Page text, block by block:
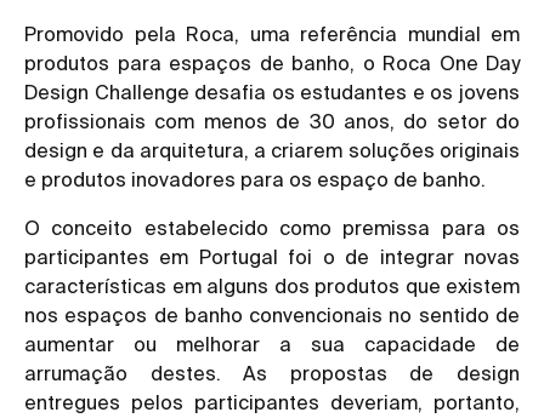
Promovido pela Roca, uma referência mundial em
produtos para espaços de banho, o Roca One Day
Design Challenge desafia os estudantes e os jovens
profissionais com menos de 30 anos, do setor do
design e da arquitetura, a criarem soluções originais
e produtos inovadores para os espaço de banho.
O conceito estabelecido como premissa para os
participantes em Portugal foi o de integrar novas
características em alguns dos produtos que existem
nos espaços de banho convencionais no sentido de
aumentar ou melhorar a sua capacidade de
arrumação destes. As propostas de design
entregues pelos participantes deveriam, portanto,